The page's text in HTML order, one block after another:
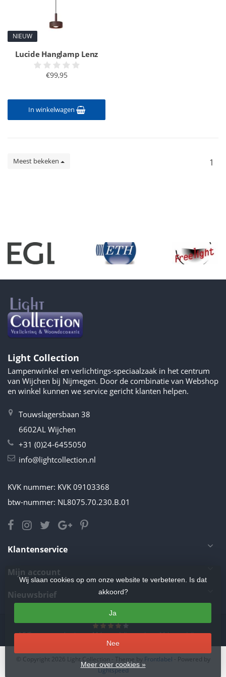
NIEUW
Lucide Hanglamp Lenz
€99,95
In winkelwagen
Meest bekeken 1
Light Collection
Lampenwinkel en verlichtings-speciaalzaak in het centrum
van Wijchen bij Nijmegen. Door de combinatie van Webshop
en winkel kunnen we service gericht klanten helpen.
Touwslagersbaan 38
6602AL Wijchen
+31 (0)24-6455050
info@lightcollection.nl
KVK nummer: KVK 09103368
btw-nummer: NL8075.70.230.B.01
Klantenservice
Mijn account
Nieuwsbrief
4.5/5sterren op basis van11beoordelingen.Lees 11 beoordelingen
Wij slaan cookies op om onze website te verbeteren. Is dat
akkoord?
Ja
Nee
Meer over cookies »
© Copyright 2026 Light Collection - Theme by Frontlabel - Powered by
Lightspeed